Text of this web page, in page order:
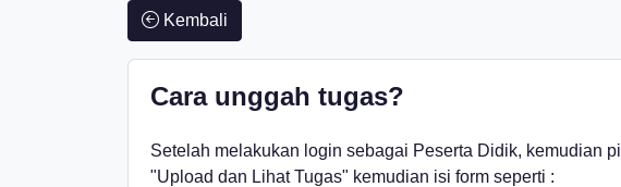
Kembali
Cara unggah tugas?
Setelah melakukan login sebagai Peserta Didik, kemudian
"Upload dan Lihat Tugas" kemudian isi form seperti :